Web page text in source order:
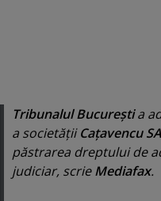
Tribunalul Bucureştia
a societăţiiCaţavencu SA
păstrarea dreptului de
judiciar, scrieMediafax.